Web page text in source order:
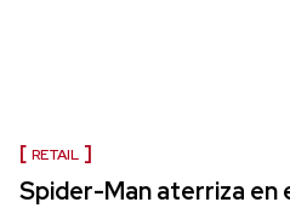
RETAIL
Spider-Man aterriza en